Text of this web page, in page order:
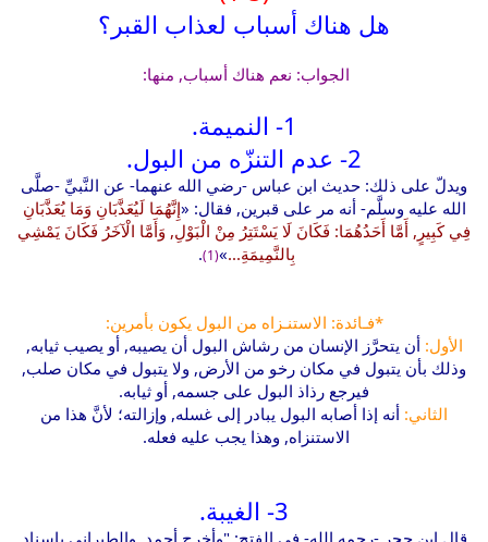
هل هناك أسباب لعذاب القبر؟
الجواب: نعم هناك أسباب, منها:
1- النميمة.
2- عدم التنزّه من البول.
ويدلّ على ذلك: حديث ابن عباس -رضي الله عنهما- عن النَّبيِّ -صلَّى
الله عليه وسلَّم- أنه مر على قبرين, فقال: «إِنَّهُمَا لَيُعَذَّبَانِ وَمَا يُعَذَّبَانِ
فِي كَبِيرٍ, أَمَّا أَحَدُهُمَا: فَكَانَ لَا يَسْتَتِرُ مِنْ الْبَوْلِ, وَأَمَّا الْآخَرُ فَكَانَ يَمْشِي
بِالنَّمِيمَةِ...»
(1)
.
*فـائدة: الاستنـزاه من البول يكون بأمرين:
الأول: أن يتحرَّز الإنسان من رشاش البول أن يصيبه, أو يصيب ثيابه,
وذلك بأن يتبول في مكان رخو من الأرض, ولا يتبول في مكان صلب,
فيرجع رذاذ البول على جسمه, أو ثيابه.
الثاني: أنه إذا أصابه البول يبادر إلى غسله, وإزالته؛ لأنَّ هذا من
الاستنزاه, وهذا يجب عليه فعله.
3- الغيبة.
قال ابن حجر -رحمه الله- في الفتح: "وأخرج أحمد, والطبراني بإسناد